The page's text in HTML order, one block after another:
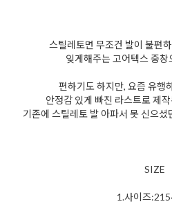
스틸레토면 무조건 발이 불편
잊게해주는 고어텍스 중
편하기도 하지만, 요즘 유행
안정감 있게 빠진 라스트로 제
기존에 스틸레토 발 아파서 못 신으
SIZE
1.사이즈